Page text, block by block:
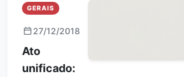
GERAIS
27/12/2018
Ato
unificado: